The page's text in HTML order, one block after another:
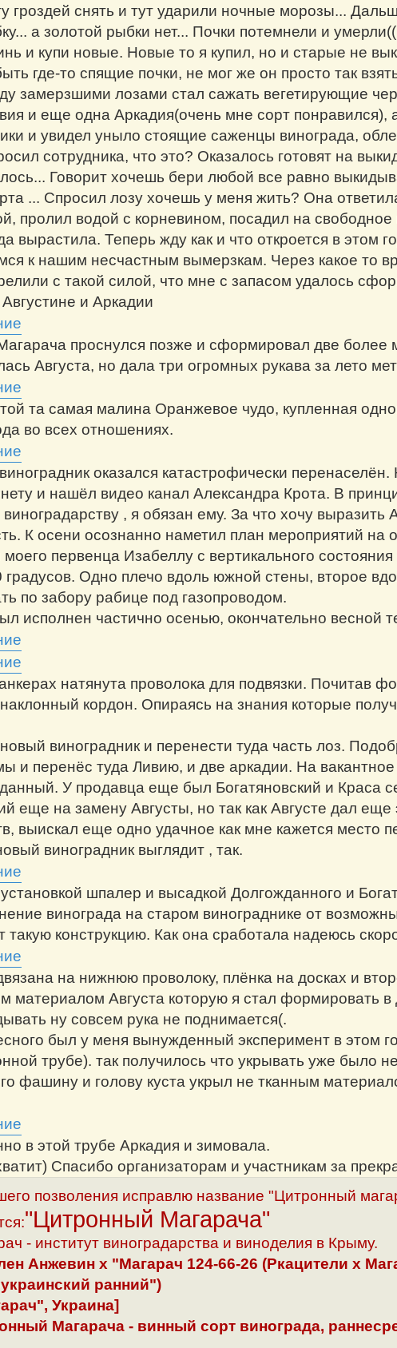
гроздей снять и тут ударили ночные морозы...
а золотой рыбки нет... Почки потемнели и
и купи новые. Новые то я купил, но и старые не
где-то спящие почки, не мог же он просто так
замерзшими лозами стал сажать вегетирующие
и еще одна Аркадия(очень мне сорт понравился),
и увидел уныло стоящие саженцы винограда,
сотрудника, что это? Оказалось готовят на
Говорит хочешь бери любой все равно
... Спросил лозу хочешь у меня жить? Она
пролил водой с корневином, посадил на
вырастила. Теперь жду как и что откроется в этом
к нашим несчастным вымерзкам. Через какое то
с такой силой, что мне с запасом удалось
и Аркадии
проснулся позже и сформировал две
Августа, но дала три огромных рукава за лето
та самая малина Оранжевое чудо, купленная
во всех отношениях.
оказался катастрофически
и нашёл видео канал Александра Крота. В
, я обязан ему. За что хочу выразить
К осени осознанно наметил план мероприятий на
первенца Изабеллу с вертикального
градусов. Одно плечо вдоль южной стены, второе
по забору рабице под газопроводом.
исполнен частично осенью, окончательно весной
натянута проволока для подвязки. Почитав
кордон. Опираясь на знания которые
виноградник и перенести туда часть лоз.
и перенёс туда Ливию, и две аркадии. На
У продавца еще был Богатяновский и Краса
еще на замену Августы, но так как Августе дал
выискал еще одно удачное как мне кажется место
виноградник выглядит , так.
шпалер и высадкой Долгожданного и
винограда на старом винограднике от
такую конструкцию. Как она сработала надеюсь
на нижнюю проволоку, плёнка на досках и
материалом Августа которую я стал формировать в
ну совсем рука не поднимается(.
был у меня вынужденный эксперимент в этом
трубе). так получилось что укрывать уже было
фашину и голову куста укрыл не тканным
в этой трубе Аркадия и зимовала.
Спасибо организаторам и участникам за
позволения исправлю название "Цитронный
"Цитронный Магарача"
- институт виноградарства и виноделия в Крыму.
Анжевин x "Магарач 124-66-26 (Ркацители x
ранний")
Украина]
Магарача - винный сорт винограда,